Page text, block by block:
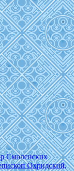
Смоленских
Охридский,